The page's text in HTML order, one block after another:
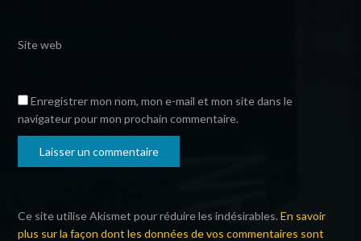
Site web
Enregistrer mon nom, mon e-mail et mon site dans le
navigateur pour mon prochain commentaire.
Ce site utilise Akismet pour réduire les indésirables.En savoir
plus sur la façon dont les données de vos commentaires sont